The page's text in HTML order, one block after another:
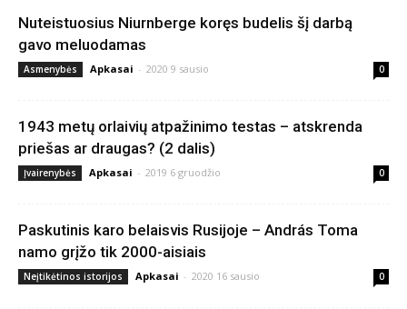
Nuteistuosius Niurnberge koręs budelis šį darbą
gavo meluodamas
Asmenybės Apkasai - 2020 9 sausio 0
1943 metų orlaivių atpažinimo testas – atskrenda
priešas ar draugas? (2 dalis)
Įvairenybės Apkasai - 2019 6 gruodžio 0
Paskutinis karo belaisvis Rusijoje – András Toma
namo grįžo tik 2000-aisiais
Neįtikėtinos istorijos Apkasai - 2020 16 sausio 0